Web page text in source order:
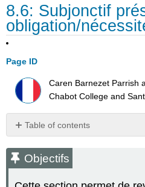
8.6: Subjonctif
obligation/
Page ID
Caren Barnezet Parrish
Chabot College and
Table of contents
Fichiers
audio
Étudions
Objectifs